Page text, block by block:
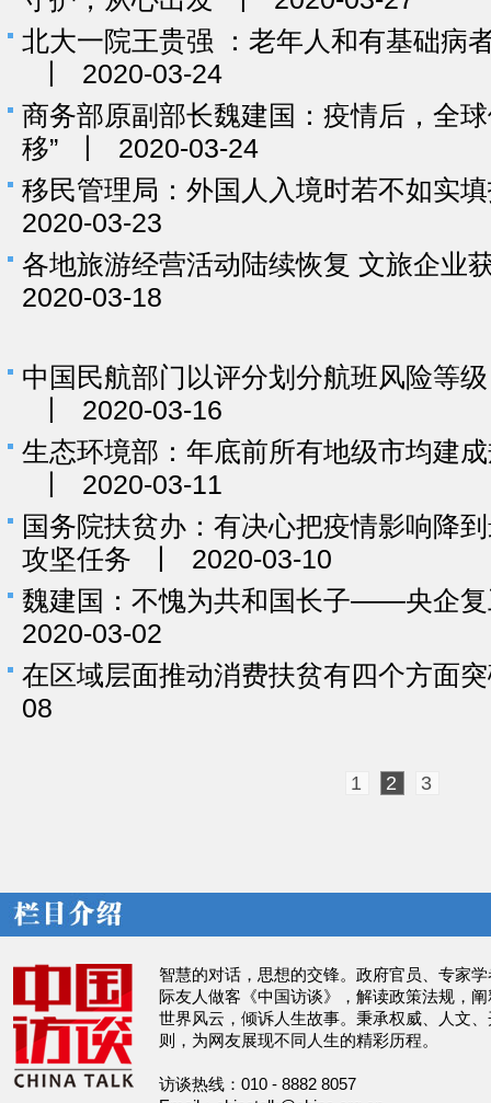
北大一院王贵强 ：老年人和有基础病
2020-03-24
商务部原副部长魏建国：疫情后，全
移”
2020-03-24
移民管理局：外国人入境时若不如实
2020-03-23
各地旅游经营活动陆续恢复 文旅企业
2020-03-18
中国民航部门以评分划分航班风险等
2020-03-16
生态环境部：年底前所有地级市均建
2020-03-11
国务院扶贫办：有决心把疫情影响降
攻坚任务
2020-03-10
魏建国：不愧为共和国长子——央企复
2020-03-02
在区域层面推动消费扶贫有四个方面
08
1 2 3
智慧的对话，思想的交锋。政府官员、专家
际友人做客《中国访谈》，解读政策法规，
世界风云，倾诉人生故事。秉承权威、人文
则，为网友展现不同人生的精彩历程。
访谈热线：010 - 8882 8057